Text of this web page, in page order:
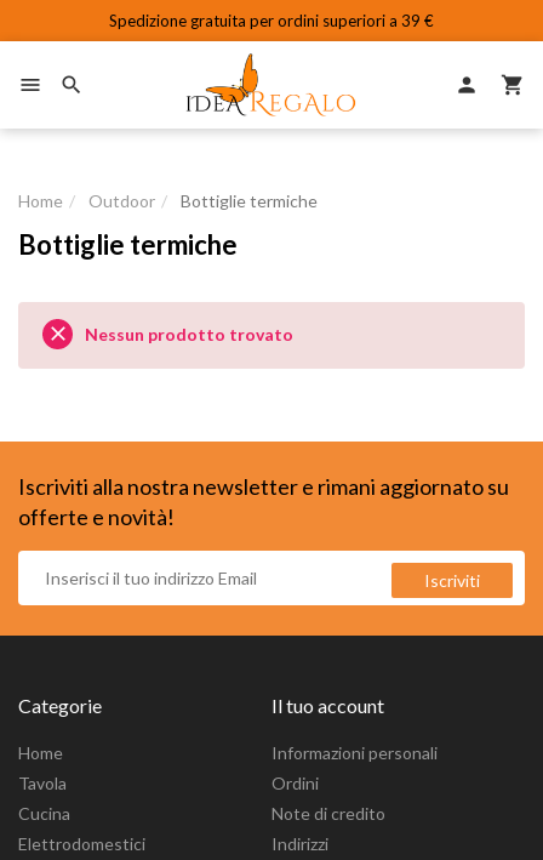
Spedizione gratuita per ordini superiori a 39 €
 
person

Home Outdoor Bottiglie termiche
Bottiglie termiche
 Nessun prodotto trovato
Iscriviti alla nostra newsletter e rimani aggiornato su
offerte e novità!
Categorie
Home
Tavola
Cucina
Elettrodomestici
Il tuo account
Informazioni personali
Ordini
Note di credito
Indirizzi